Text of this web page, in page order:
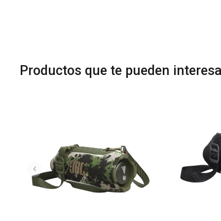
Productos que te pueden